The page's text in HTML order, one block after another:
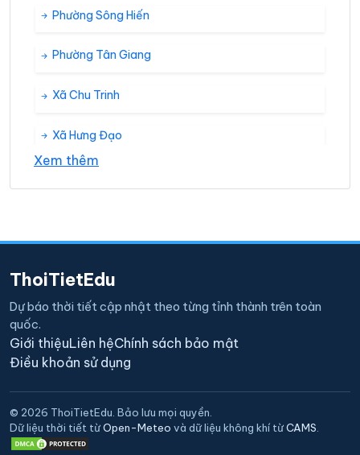
Phường Sông Hiến
Phường Tân Giang
Xã Chu Trinh
Xã Hưng Đạo
Xem thêm
ThoiTietEdu
Dự báo thời tiết cập nhật theo từng tỉnh thành trên toàn
quốc.
Giới thiệuLiên hệChính sách bảo mật
Điều khoản sử dụng
© 2026 ThoiTietEdu. Bảo lưu mọi quyền.
Dữ liệu thời tiết từOpen-Meteo và dữ liệu không khí từCAMS